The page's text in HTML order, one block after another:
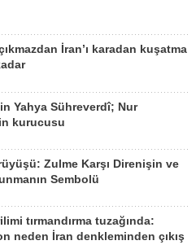
İran’ı karadan kuşatma
Yahya Sühreverdî; Nur
kurucusu
Zulme Karşı Direnişin ve
Sembolü
tırmandırma tuzağında:
neden İran denkleminden çıkış